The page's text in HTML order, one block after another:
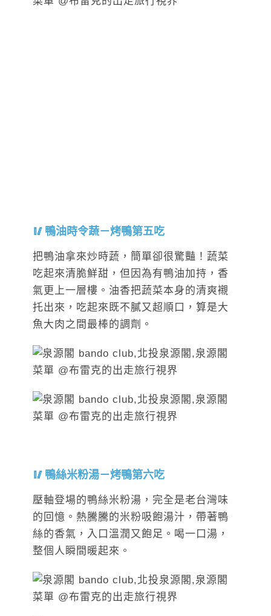
鴨油時令蔬－烤鴨第五吃
把鴨油拿來炒時蔬，簡單卻很驚豔！蔬菜
吃起來清脆鮮甜，但因為有鴨油加持，香
氣更上一層樓。油香把蔬菜本身的清爽襯
托出來，吃起來既不膩又超順口，算是大
魚大肉之間最棒的調劑。
鴨絲米粉湯－烤鴨第六吃
壓軸登場的鴨絲米粉湯，完全是老台灣味
的回憶。熱騰騰的米粉吸飽湯汁，帶著鴨
絲的香氣，入口溫潤又飽足。喝一口湯，
整個人瞬間暖起來。